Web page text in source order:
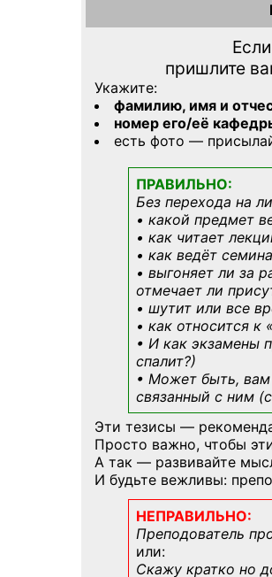
Если
пришлите
Укажите:
фамилию, имя и
номер его/её
есть фото —
ПРАВИЛЬНО:
Без перехода на
• какой предмет
• как читает
• как ведёт
• выгоняет ли за
отмечает ли
• шутит или все
• как относится к
• И как экзамены
спалит?)
• Может быть,
связанный с ним
Эти тезисы —
Просто важно, чтобы
А так — развивайте
И будьте вежливы:
НЕПРАВИЛЬНО:
Преподователь
или:
Скажу кратко но